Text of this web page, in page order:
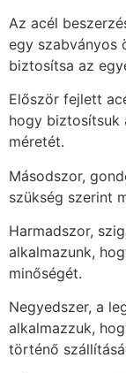
Az acél
egy szabványos
biztosítsa az
Először fejlett
hogy biztosítsuk
méretét.
Másodszor,
szükség szerint
Harmadszor,
alkalmazunk,
minőségét.
Negyedszer, a
alkalmazzuk,
történő